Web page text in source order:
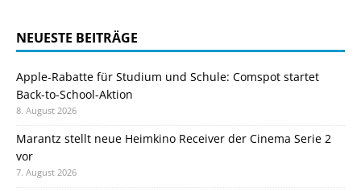
NEUESTE BEITRÄGE
Apple-Rabatte für Studium und Schule: Comspot startet
Back-to-School-Aktion
8. August 2026
Marantz stellt neue Heimkino Receiver der Cinema Serie 2
vor
7. August 2026